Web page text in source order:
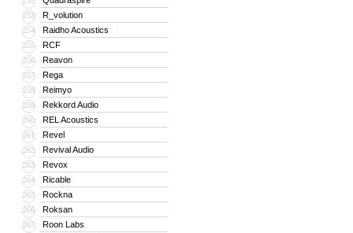
253 R_volution
254 Raidho Acoustics
255 RCF
256 Reavon
257 Rega
258 Reimyo
259 Rekkord Audio
260 REL Acoustics
261 Revel
262 Revival Audio
263 Revox
264 Ricable
265 Rockna
266 Roksan
267 Roon Labs